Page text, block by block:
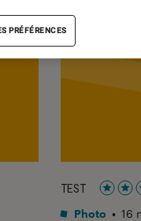
TEST
Noté 5
Photo • 16
PRÉFÉRENCES